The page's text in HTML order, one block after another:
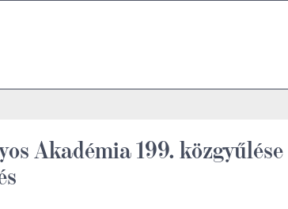
Akadémia 199. közgyűlése